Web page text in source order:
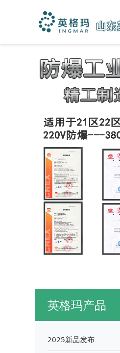
英格玛产品
2025新品发布